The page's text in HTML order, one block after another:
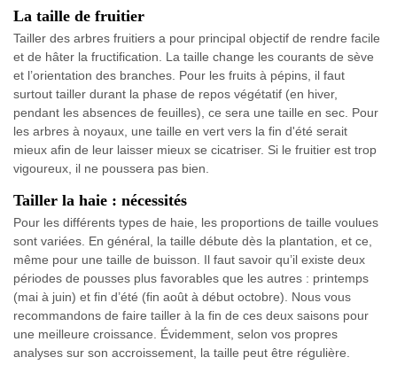
La taille de fruitier
Tailler des arbres fruitiers a pour principal objectif de rendre facile
et de hâter la fructification. La taille change les courants de sève
et l’orientation des branches. Pour les fruits à pépins, il faut
surtout tailler durant la phase de repos végétatif (en hiver,
pendant les absences de feuilles), ce sera une taille en sec. Pour
les arbres à noyaux, une taille en vert vers la fin d'été serait
mieux afin de leur laisser mieux se cicatriser. Si le fruitier est trop
vigoureux, il ne poussera pas bien.
Tailler la haie : nécessités
Pour les différents types de haie, les proportions de taille voulues
sont variées. En général, la taille débute dès la plantation, et ce,
même pour une taille de buisson. Il faut savoir qu’il existe deux
périodes de pousses plus favorables que les autres : printemps
(mai à juin) et fin d’été (fin août à début octobre). Nous vous
recommandons de faire tailler à la fin de ces deux saisons pour
une meilleure croissance. Évidemment, selon vos propres
analyses sur son accroissement, la taille peut être régulière.